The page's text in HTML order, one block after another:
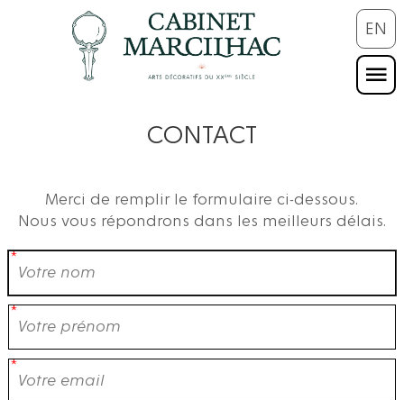
EN
CONTACT
Merci de remplir le formulaire ci-dessous.
Nous vous répondrons dans les meilleurs délais.